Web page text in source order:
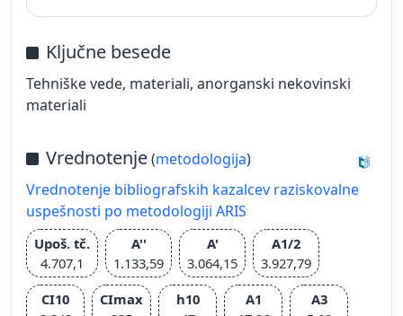
Ključne besede
Tehniške vede, materiali, anorganski nekovinski
materiali
Vrednotenje(metodologija)
Vrednotenje bibliografskih kazalcev raziskovalne
uspešnosti po metodologiji ARIS
Upoš. tč.
4.707,1
A''
1.133,59
A'
3.064,15
A1/2
3.927,79
CI10
CImax
h10
A1
A3